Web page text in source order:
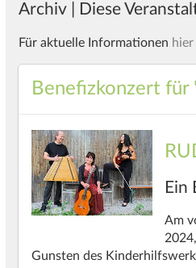
Archiv | Diese
Für aktuelle Informationen
Benefizkonzert für
Ein
Am
Gunsten des